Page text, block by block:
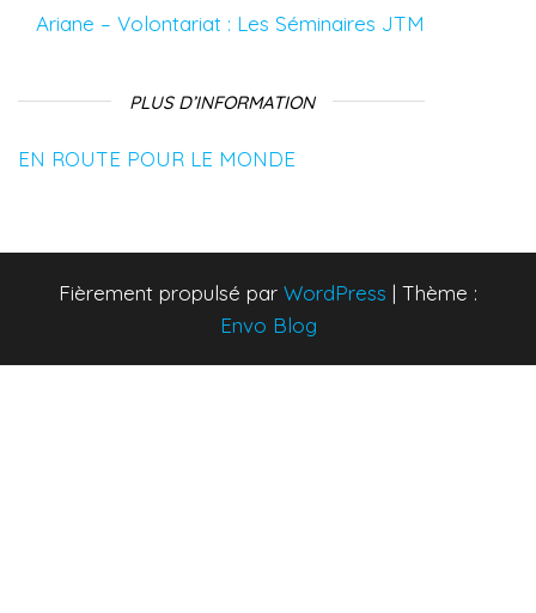
Ariane – Volontariat : Les Séminaires JTM
PLUS D’INFORMATION
EN ROUTE POUR LE MONDE
Fièrement propulsé par WordPress | Thème :
Envo Blog